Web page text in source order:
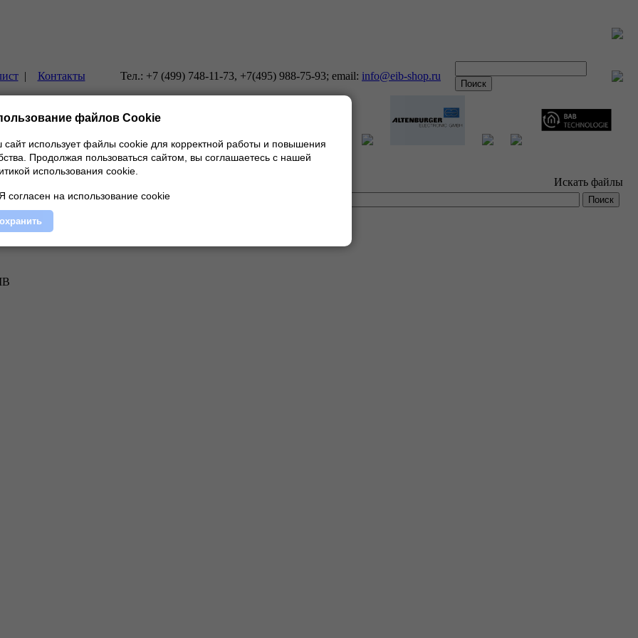
| Контакты Тел.: +7 (499) 748-11-73, +7(495) 988-75-93; email: info@eib-shop.ru
каталог KNX
Искать файлы
файлов Cookie
использует файлы cookie для корректной работы и повышения
Продолжая пользоваться сайтом, вы соглашаетесь с нашей
использования cookie.
Я согласен на использование cookie